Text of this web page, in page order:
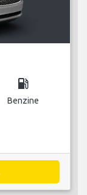
local_gas_station
Benzine